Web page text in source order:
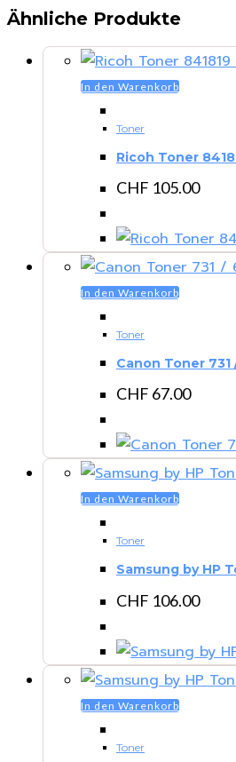
Ähnliche Produkte
In den Warenkorb
Toner
Ricoh Toner
CHF 105.00
In den Warenkorb
Toner
Canon Toner
CHF 67.00
In den Warenkorb
Toner
Samsung by HP
CHF 106.00
In den Warenkorb
Toner